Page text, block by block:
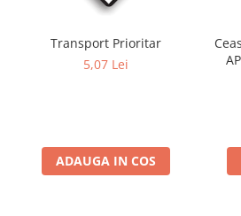
Transport Prioritar
5,07 Lei
ADAUGA IN COS